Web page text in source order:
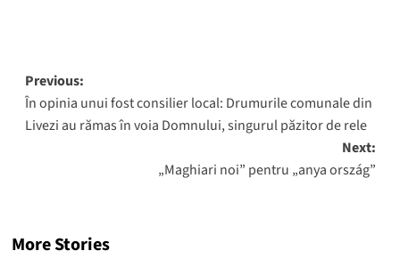
Post
navigation
Previous:
În opinia unui fost consilier local: Drumurile comunale din
Livezi au rămas în voia Domnului, singurul păzitor de rele
Next:
„Maghiari noi” pentru „anya ország”
More Stories